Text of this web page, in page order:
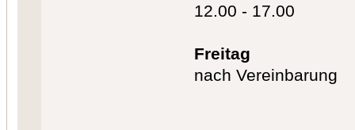
12.00 - 17.00
Freitag
nach Vereinbarung